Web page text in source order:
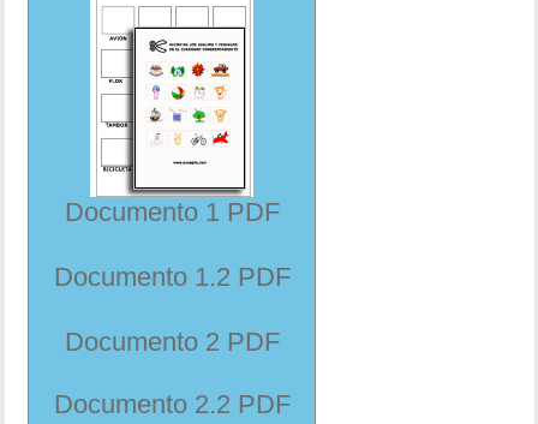
Documento 1 PDF
Documento 1.2 PDF
Documento 2 PDF
Documento 2.2 PDF